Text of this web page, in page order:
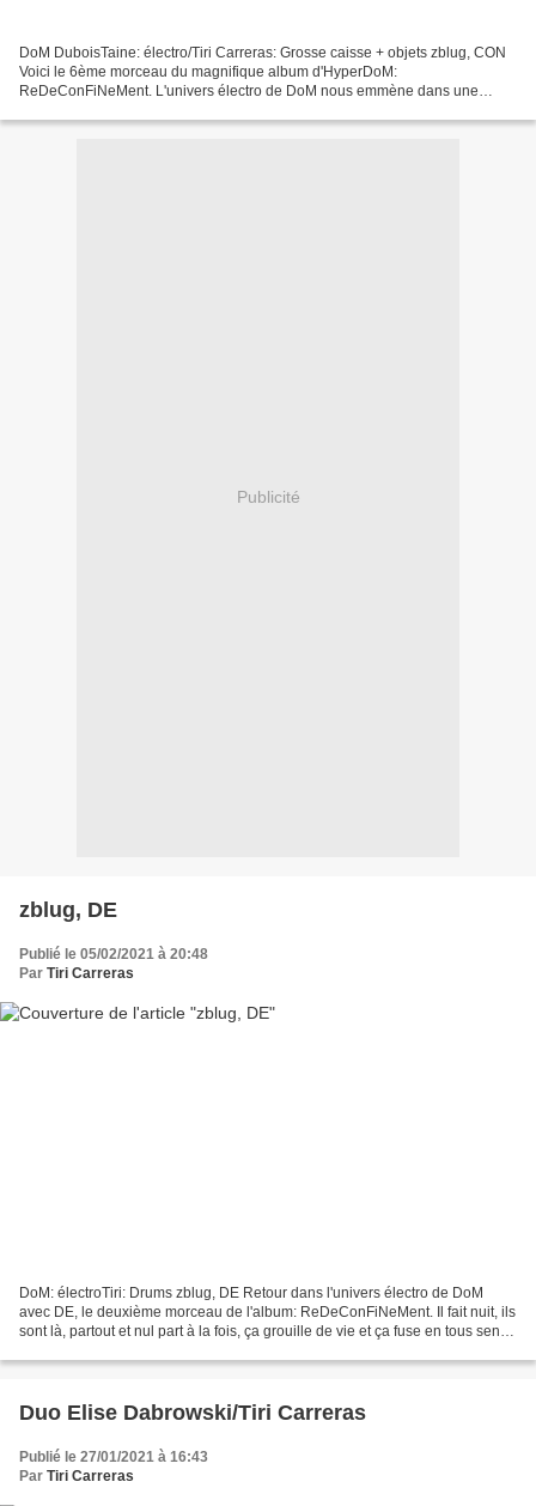
DoM DuboisTaine: électro/Tiri Carreras: Grosse caisse + objets zblug, CON
Voici le 6ème morceau du magnifique album d'HyperDoM:
ReDeConFiNeMent. L'univers électro de DoM nous emmène dans une
Publicité
zblug, DE
Publié le 05/02/2021 à 20:48
Par Tiri Carreras
DoM: électroTiri: Drums zblug, DE Retour dans l'univers électro de DoM
avec DE, le deuxième morceau de l'album: ReDeConFiNeMent. Il fait nuit, ils
sont là, partout et nul part à la fois, ça grouille de vie et ça fuse en tous sens!
Duo Elise Dabrowski/Tiri Carreras
Publié le 27/01/2021 à 16:43
Par Tiri Carreras